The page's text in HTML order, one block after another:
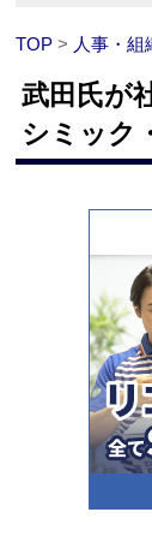
TOP > 人事・組
武田氏が
シミック